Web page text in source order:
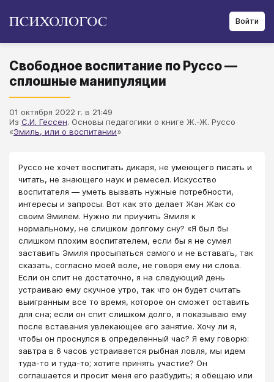
Войти
Свободное воспитание по Руссо —
сплошные манипуляции
01 октября 2022 г. в 21:49
Из С.И. Гессен. Основы педагогики о книге Ж.-Ж. Руссо
«Эмиль, или о воспитании»
Руссо не хочет воспитать дикаря, не умеющего писать и
читать, не знающего наук и реме­сел. Искусство
воспитателя — уметь вызвать нужные потребности,
интересы и запросы. Вот как это делает Жан Жак со
своим Эмилем. Нужно ли приучить Эмиля к
нормальному, не слишком долгому сну? «Я был бы
слишком плохим воспитателем, если бы я не сумел
заставить Эмиля просыпаться самого и не вставать, так
сказать, согласно моей воле, не говоря ему ни слова.
Если он спит не достаточно, я на следующий день
устраиваю ему скучное утро, так что он будет считать
выигранным все то время, которое он сможет оставить
для сна; если он спит слишком долго, я показываю ему
после вставания увлекающее его занятие. Хочу ли я,
чтобы он проснулся в определенный час? Я ему говорю:
завтра в 6 часов устраивается рыбная ловля, мы идем
туда-то и туда-то; хотите принять участие? Он
соглашается и просит меня его раз­будить; я обещаю или